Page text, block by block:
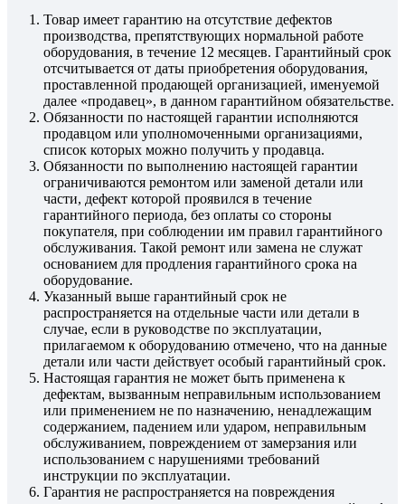
Товар имеет гарантию на отсутствие дефектов
производства, препятствующих нормальной работе
оборудования, в течение 12 месяцев. Гарантийный срок
отсчитывается от даты приобретения оборудования,
проставленной продающей организацией, именуемой
далее «продавец», в данном гарантийном обязательстве.
Обязанности по настоящей гарантии исполняются
продавцом или уполномоченными организациями,
список которых можно получить у продавца.
Обязанности по выполнению настоящей гарантии
ограничиваются ремонтом или заменой детали или
части, дефект которой проявился в течение
гарантийного периода, без оплаты со стороны
покупателя, при соблюдении им правил гарантийного
обслуживания. Такой ремонт или замена не служат
основанием для продления гарантийного срока на
оборудование.
Указанный выше гарантийный срок не
распространяется на отдельные части или детали в
случае, если в руководстве по эксплуатации,
прилагаемом к оборудованию отмечено, что на данные
детали или части действует особый гарантийный срок.
Настоящая гарантия не может быть применена к
дефектам, вызванным неправильным использованием
или применением не по назначению, ненадлежащим
содержанием, падением или ударом, неправильным
обслуживанием, повреждением от замерзания или
использованием с нарушениями требований
инструкции по эксплуатации.
Гарантия не распространяется на повреждения